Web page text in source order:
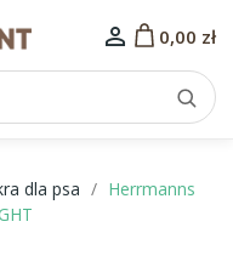
 0,00 zł
dla psa
Herrmanns